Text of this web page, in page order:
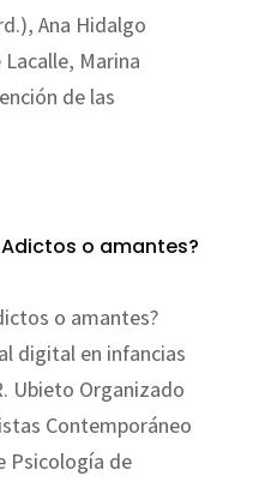
Ana Hidalgo
Marina
de las
o amantes?
o amantes?
digital en infancias
Ubieto Organizado
Contemporáneo
Psicología de